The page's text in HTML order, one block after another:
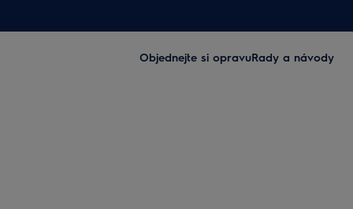
Objednejte si opravuRady a návody